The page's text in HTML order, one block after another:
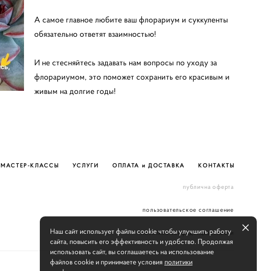
А самое главное любите ваш флорариум и суккуленты
обязательно ответят взаимностью!
И не стесняйтесь задавать нам вопросы по уходу за
флорариумом, это поможет сохранить его красивым и
живым на долгие годы!
МАСТЕР-КЛАССЫ УСЛУГИ ОПЛАТА и ДОСТАВКА КОНТАКТЫ
публична оферта
пользовательское соглашение
политика конфиденциальности
Наш сайт использует файлы cookie чтобы улучшить работу
сайта, повысить его эффективность и удобство. Продолжая
использовать сайт, вы соглашаетесь на использование
файлов cookie и принимаете условия политики